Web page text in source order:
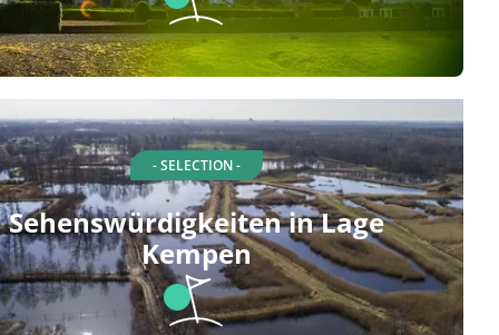
- SELECTION -
Sehenswürdigkeiten in Lage
Kempen